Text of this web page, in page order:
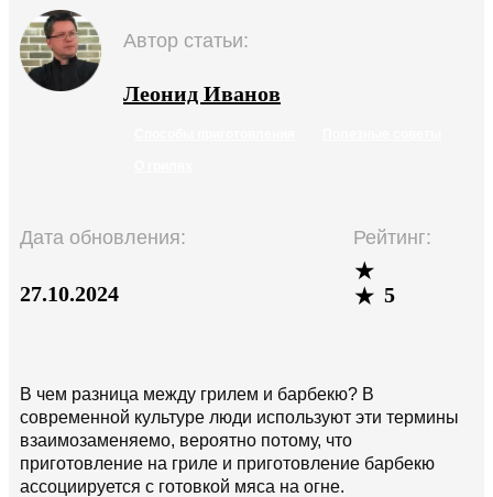
Автор статьи:
Леонид Иванов
Дата обновления:
27.10.2024
Рейтинг:
5
В чем разница между грилем и барбекю? В
современной культуре люди используют эти термины
взаимозаменяемо, вероятно потому, что
приготовление на гриле и приготовление барбекю
ассоциируется с готовкой мяса на огне.